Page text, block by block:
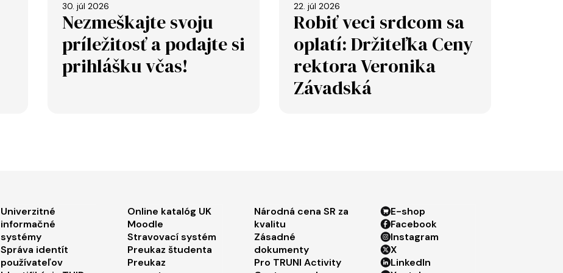
30. júl 2026
Nezmeškajte svoju
príležitosť a podajte si
prihlášku včas!
22. júl 2026
Robiť veci srdcom sa
oplatí: Držiteľka Ceny
rektora Veronika
Závadská
Footer menu 1
Univerzitné
informačné
systémy
Správa identít
používateľov
Footer menu 2
Online katalóg UK
Moodle
Stravovací systém
Preukaz študenta
Preukaz
Footer menu 3
Národná cena SR za
kvalitu
Zásadné
dokumenty
Pro TRUNI Activity
Footer menu 4
E-shop
Facebook
Instagram
X
LinkedIn